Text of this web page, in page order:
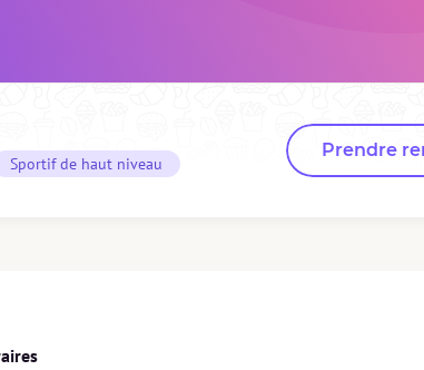
Sportif de haut niveau
Prendre